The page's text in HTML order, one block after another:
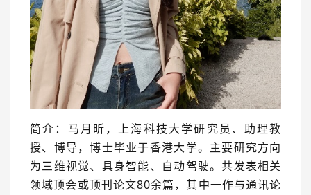
简介：马月昕，上海科技大学研究员、助理教
授、博导，博士毕业于香港大学。主要研究方向
为三维视觉、具身智能、自动驾驶。共发表相关
领域顶会或顶刊论文80余篇，其中一作与通讯论